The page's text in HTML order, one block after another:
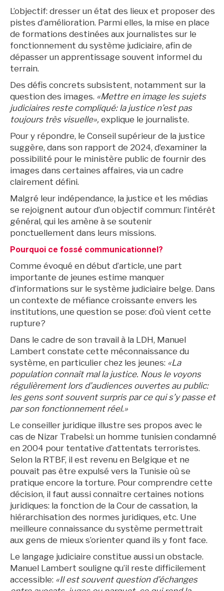
L’objectif: dresser un état des lieux et proposer des
pistes d’amélioration. Parmi elles, la mise en place
de formations destinées aux journalistes sur le
fonctionnement du système judiciaire, afin de
dépasser un apprentissage souvent informel du
terrain.
Des défis concrets subsistent, notamment sur la
question des images. «Mettre en image les sujets
judiciaires reste compliqué: la justice n’est pas
toujours très visuelle», explique le journaliste.
Pour y répondre, le Conseil supérieur de la justice
suggère, dans son rapport de 2024, d’examiner la
possibilité pour le ministère public de fournir des
images dans certaines affaires, via un cadre
clairement défini.
Malgré leur indépendance, la justice et les médias
se rejoignent autour d’un objectif commun: l’intérêt
général, qui les amène à se soutenir
ponctuellement dans leurs missions.
Pourquoi ce fossé communicationnel?
Comme évoqué en début d’article, une part
importante de jeunes estime manquer
d’informations sur le système judiciaire belge. Dans
un contexte de méfiance croissante envers les
institutions, une question se pose: d’où vient cette
rupture?
Dans le cadre de son travail à la LDH, Manuel
Lambert constate cette méconnaissance du
système, en particulier chez les jeunes: «La
population connaît mal la justice. Nous le voyons
régulièrement lors d’audiences ouvertes au public:
les gens sont souvent surpris par ce qui s’y passe et
par son fonctionnement réel.»
Le conseiller juridique illustre ses propos avec le
cas de Nizar Trabelsi: un homme tunisien condamné
en 2004 pour tentative d’attentats terroristes.
Selon la RTBF, il est revenu en Belgique et ne
pouvait pas être expulsé vers la Tunisie où se
pratique encore la torture. Pour comprendre cette
décision, il faut aussi connaître certaines notions
juridiques: la fonction de la Cour de cassation, la
hiérarchisation des normes juridiques, etc. Une
meilleure connaissance du système permettrait
aux gens de mieux s’orienter quand ils y font face.
Le langage judiciaire constitue aussi un obstacle.
Manuel Lambert souligne qu’il reste difficilement
accessible: «Il est souvent question d’échanges
BruXitizen